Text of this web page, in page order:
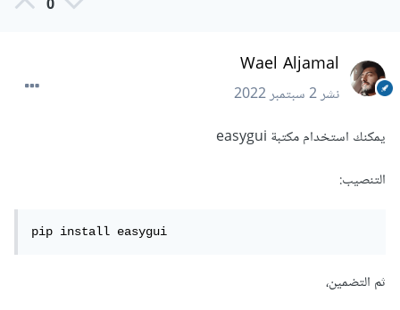
0
Wael Aljamal
نشر2 سبتمبر 2022
يمكنك استخدام مكتبة easygui
التنصيب:
pip install easygui
ثم التضمين،